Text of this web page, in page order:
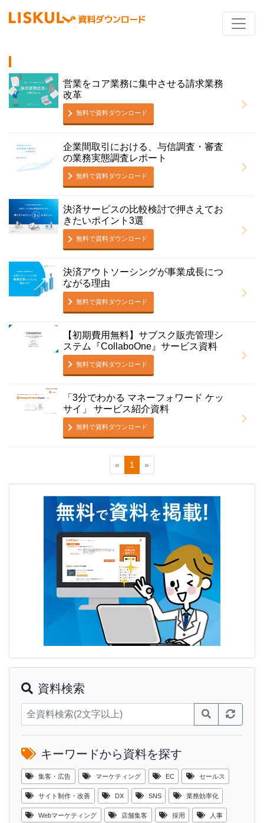
営業をコア業務に集中させる請求業務
改革
無料で資料ダウンロード
企業間取引における、与信調査・審査
の業務実態調査レポート
無料で資料ダウンロード
決済サービスの比較検討で押さえてお
きたいポイント3選
無料で資料ダウンロード
決済アウトソーシングが事業成長につ
ながる理由
無料で資料ダウンロード
【初期費用無料】サブスク販売管理シ
ステム『CollaboOne』サービス資料
無料で資料ダウンロード
「3分でわかる マネーフォワード ケッ
サイ」 サービス紹介資料
無料で資料ダウンロード
« 1 »
資料検索
キーワードから資料を探す
集客・広告 マーケティング EC セールス
サイト制作・改善 DX SNS 業務効率化
Webマーケティング 店舗集客 採用 人事